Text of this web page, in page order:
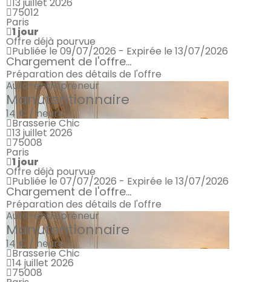
75012
Paris
1 jour
Offre déjà pourvue
Publiée le 09/07/2026 - Expirée le 13/07/2026
Chargement de l'offre...
Préparation des détails de l'offre
Auto-entrepreneur
Manutentionnaire
14 € / heure
Brasserie Chic
13 juillet 2026
75008
Paris
1 jour
Offre déjà pourvue
Publiée le 07/07/2026 - Expirée le 13/07/2026
Chargement de l'offre...
Préparation des détails de l'offre
Auto-entrepreneur
Manutentionnaire
14 € / heure
Brasserie Chic
14 juillet 2026
75008